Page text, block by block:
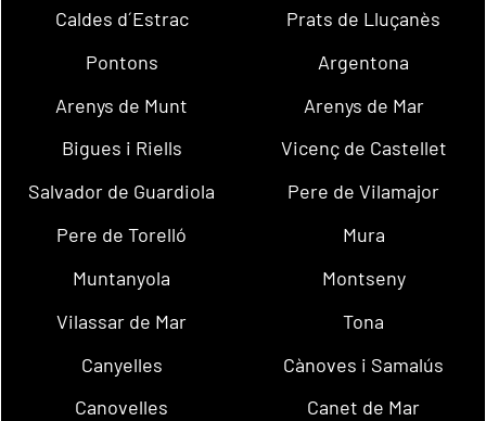
Caldes d´Estrac
Prats de Lluçanès
Pontons
Argentona
Arenys de Munt
Arenys de Mar
Bigues i Riells
Vicenç de Castellet
Salvador de Guardiola
Pere de Vilamajor
Pere de Torelló
Mura
Muntanyola
Montseny
Vilassar de Mar
Tona
Canyelles
Cànoves i Samalús
Canovelles
Canet de Mar